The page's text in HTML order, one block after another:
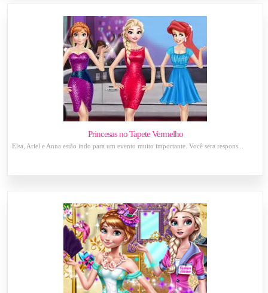
Princesas no Tapete Vermelho
Elsa, Ariel e Anna estão indo para um evento muito importante. Você sera respons...